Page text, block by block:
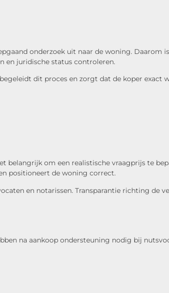
onderzoek uit naar de woning. Daarom
en juridische status controleren.
dit proces en zorgt dat de koper exact
belangrijk om een realistische vraagprijs te
positioneert de woning correct.
en notarissen. Transparantie richting de
na aankoop ondersteuning nodig bij